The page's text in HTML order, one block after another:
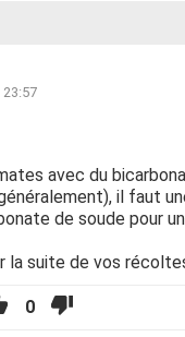
23:57
avec du
il faut
de soude pour
la suite de vos
0